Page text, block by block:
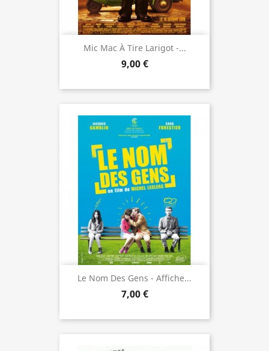
Mic Mac À Tire Larigot -...
9,00 €
Le Nom Des Gens - Affiche...
7,00 €